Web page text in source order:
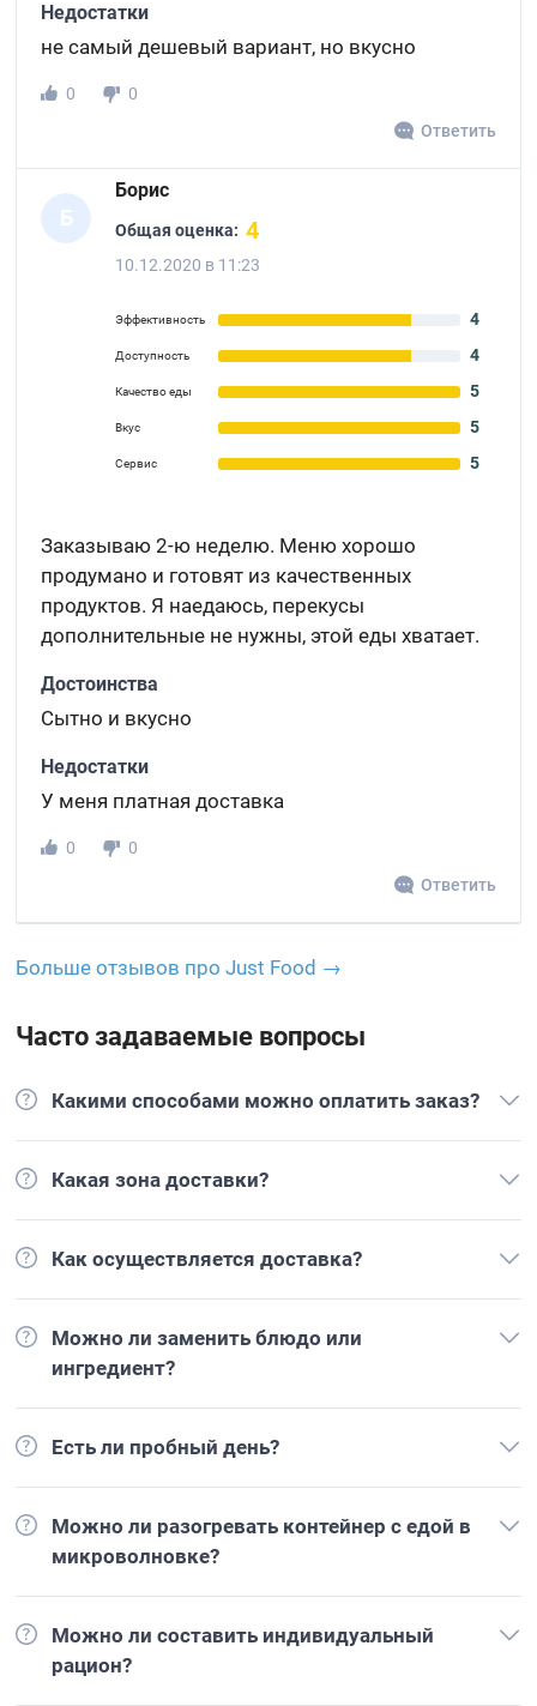
Недостатки
не самый дешевый вариант, но вкусно
0
0
Ответить
Б
Борис
Общая оценка: 4
10.12.2020 в 11:23
Эффективность 4
Доступность 4
Качество еды 5
Вкус 5
Сервис 5
Заказываю 2-ю неделю. Меню хорошо
продумано и готовят из качественных
продуктов. Я наедаюсь, перекусы
дополнительные не нужны, этой еды хватает.
Достоинства
Сытно и вкусно
Недостатки
У меня платная доставка
0
0
Ответить
Больше отзывов про Just Food →
Часто задаваемые вопросы
Какими способами можно оплатить заказ?
Какая зона доставки?
Как осуществляется доставка?
Можно ли заменить блюдо или
ингредиент?
Есть ли пробный день?
Можно ли разогревать контейнер с едой в
микроволновке?
Можно ли составить индивидуальный
рацион?